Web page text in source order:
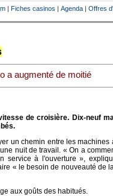
| Fiches casinos | Agenda | Offres
a augmenté de moitié
de croisière. Dix-neuf
un chemin entre les machines
nuit de travail. « On a
service à l'ouverture »,
« le besoin de nouveauté de
aux goûts des habitués.